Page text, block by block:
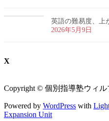
英語の難易度、上
2026年5月9日
X
Copyright © 個別指導塾ウィル
Powered by WordPress with
Expansion Unit